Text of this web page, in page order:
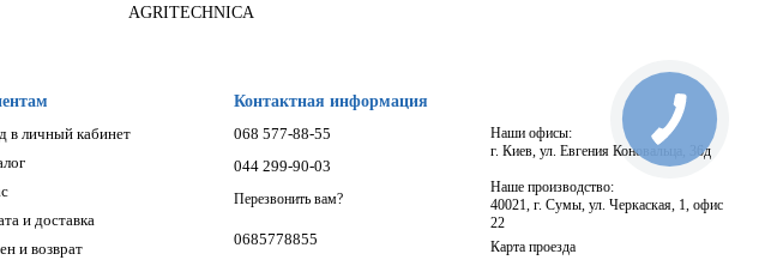
AGRITECHNICA
в личный кабинет
и доставка
и возврат
Контактная информация
068 577-88-55
044 299-90-03
Перезвонить вам?
0685778855
Наши офисы:
г. Киев, ул. Евгения Коновальца, 36д
Наше производство:
40021, г. Сумы, ул. Черкаская, 1, офис
22
Карта проезда